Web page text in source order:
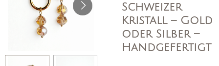
Schweizer
Kristall – Gold
oder Silber –
Handgefertigt